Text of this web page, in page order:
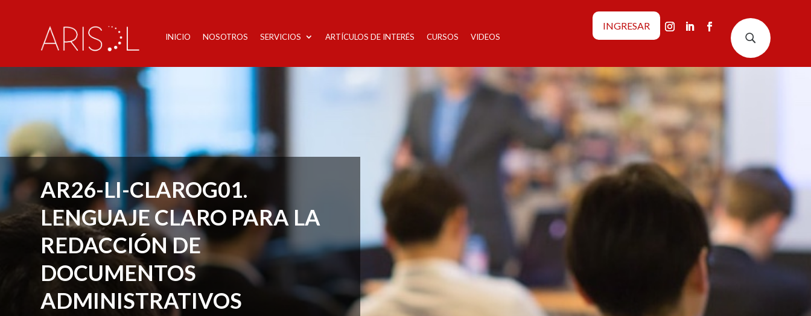
INICIO NOSOTROS SERVICIOS ARTÍCULOS DE INTERÉS CURSOS VIDEOS U
INGRESAR
AR26-LI-CLAROG01.
LENGUAJE CLARO PARA LA
REDACCIÓN DE
DOCUMENTOS
ADMINISTRATIVOS